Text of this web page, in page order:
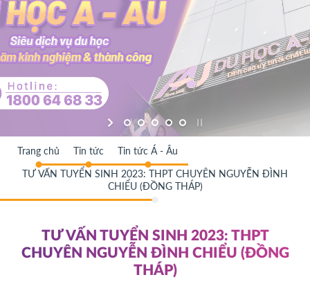
Trang chủ Tin tức Tin tức Á - Âu
TƯ VẤN TUYỂN SINH 2023: THPT CHUYÊN NGUYỄN ĐÌNH
CHIỂU (ĐỒNG THÁP)
TƯ VẤN TUYỂN SINH 2023: THPT
CHUYÊN NGUYỄN ĐÌNH CHIỂU (ĐỒNG
THÁP)